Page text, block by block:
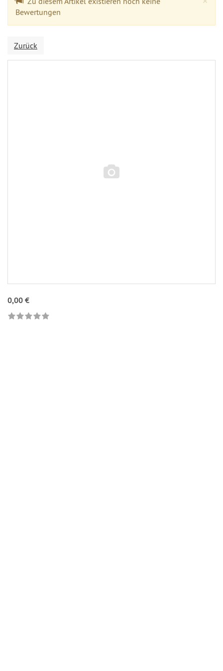
Bewertungen
Zurück
0,00 €